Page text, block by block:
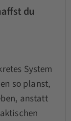
du
System
so planst,
anstatt